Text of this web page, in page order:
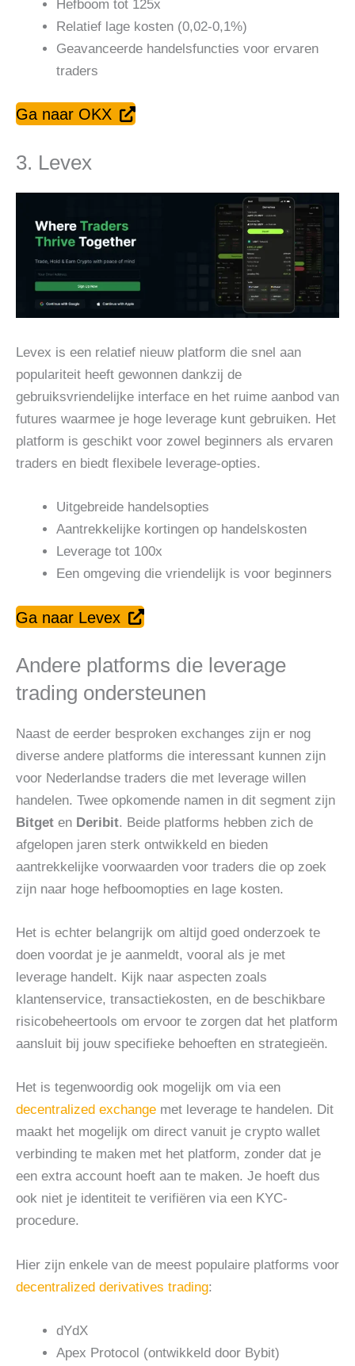
Hefboom tot 125x
Relatief lage kosten (0,02-0,1%)
Geavanceerde handelsfuncties voor ervaren
traders
Ga naar OKX
3. Levex
Levex is een relatief nieuw platform die snel aan
populariteit heeft gewonnen dankzij de
gebruiksvriendelijke interface en het ruime aanbod van
futures waarmee je hoge leverage kunt gebruiken. Het
platform is geschikt voor zowel beginners als ervaren
traders en biedt flexibele leverage-opties.
Uitgebreide handelsopties
Aantrekkelijke kortingen op handelskosten
Leverage tot 100x
Een omgeving die vriendelijk is voor beginners
Ga naar Levex
Andere platforms die leverage
trading ondersteunen
Naast de eerder besproken exchanges zijn er nog
diverse andere platforms die interessant kunnen zijn
voor Nederlandse traders die met leverage willen
handelen. Twee opkomende namen in dit segment zijn
Bitget en Deribit. Beide platforms hebben zich de
afgelopen jaren sterk ontwikkeld en bieden
aantrekkelijke voorwaarden voor traders die op zoek
zijn naar hoge hefboomopties en lage kosten.
Het is echter belangrijk om altijd goed onderzoek te
doen voordat je je aanmeldt, vooral als je met
leverage handelt. Kijk naar aspecten zoals
klantenservice, transactiekosten, en de beschikbare
risicobeheertools om ervoor te zorgen dat het platform
aansluit bij jouw specifieke behoeften en strategieën.
Het is tegenwoordig ook mogelijk om via een
decentralized exchange met leverage te handelen. Dit
maakt het mogelijk om direct vanuit je crypto wallet
verbinding te maken met het platform, zonder dat je
een extra account hoeft aan te maken. Je hoeft dus
ook niet je identiteit te verifiëren via een KYC-
procedure.
Hier zijn enkele van de meest populaire platforms voor
decentralized derivatives trading:
dYdX
Apex Protocol (ontwikkeld door Bybit)